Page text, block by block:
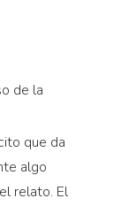
de la
que da
algo
relato. El